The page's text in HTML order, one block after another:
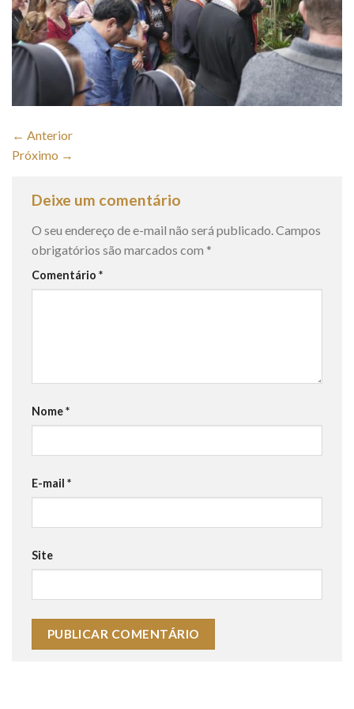
← Anterior
Próximo →
Deixe um comentário
O seu endereço de e-mail não será publicado. Campos
obrigatórios são marcados com *
Comentário *
Nome*
E-mail *
Site